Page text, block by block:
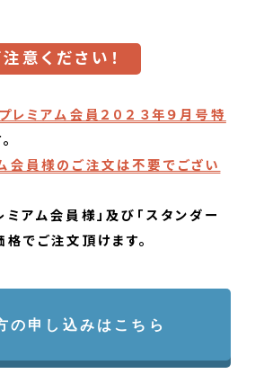
意ください！
プレミアム会員２０２３年９月号特
会員様のご注文は不要でござい
アム会員様」及び「スタンダー
でご注文頂けます。
の申し込みはこちら